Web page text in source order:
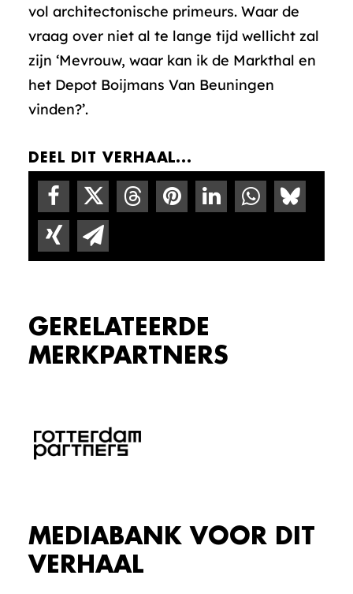
vol architectonische primeurs. Waar de
vraag over niet al te lange tijd wellicht zal
zijn ‘Mevrouw, waar kan ik de Markthal en
het Depot Boijmans Van Beuningen
vinden?’.
DEEL DIT VERHAAL...
GERELATEERDE
MERKPARTNERS
MEDIABANK VOOR DIT
VERHAAL